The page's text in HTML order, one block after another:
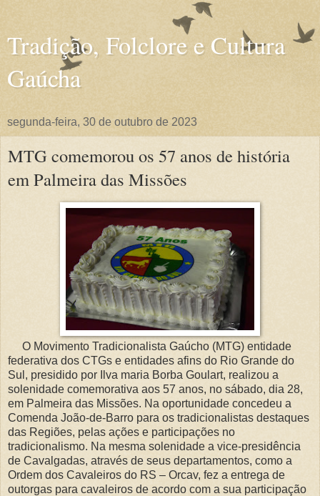
Tradição, Folclore e Cultura
Gaúcha
segunda-feira, 30 de outubro de 2023
MTG comemorou os 57 anos de história
em Palmeira das Missões
O Movimento Tradicionalista Gaúcho (MTG) entidade
federativa dos CTGs e entidades afins do Rio Grande do
Sul, presidido por Ilva maria Borba Goulart, realizou a
solenidade comemorativa aos 57 anos, no sábado, dia 28,
em Palmeira das Missões. Na oportunidade concedeu a
Comenda João-de-Barro para os tradicionalistas destaques
das Regiões, pelas ações e participações no
tradicionalismo. Na mesma solenidade a vice-presidência
de Cavalgadas, através de seus departamentos, como a
Ordem dos Cavaleiros do RS – Orcav, fez a entrega de
outorgas para cavaleiros de acordo com a sua participação